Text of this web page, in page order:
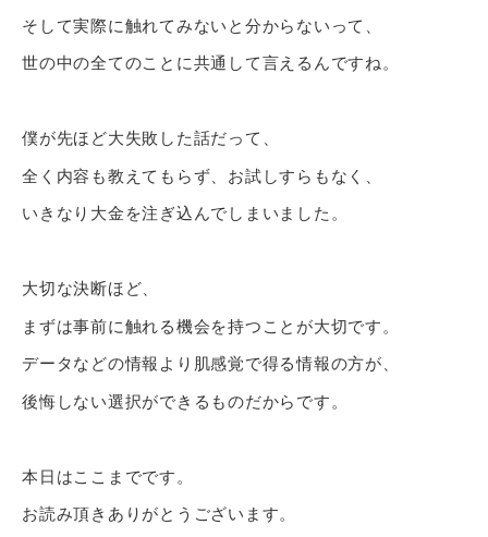
そして実際に触れてみないと分からないって、
世の中の全てのことに共通して言えるんですね。
僕が先ほど大失敗した話だって、
全く内容も教えてもらず、お試しすらもなく、
いきなり大金を注ぎ込んでしまいました。
大切な決断ほど、
まずは事前に触れる機会を持つことが大切です。
データなどの情報より肌感覚で得る情報の方が、
後悔しない選択ができるものだからです。
本日はここまでです。
お読み頂きありがとうございます。